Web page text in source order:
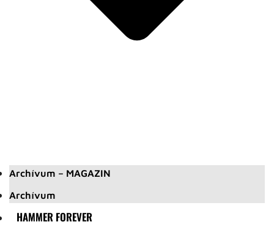
Archívum – MAGAZIN
Archívum
HAMMER FOREVER